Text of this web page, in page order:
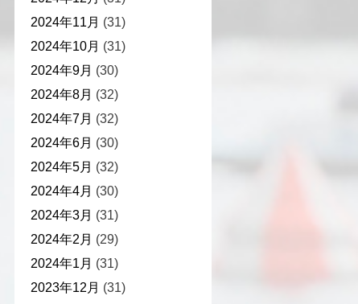
2024年11月 (31)
2024年10月 (31)
2024年9月 (30)
2024年8月 (32)
2024年7月 (32)
2024年6月 (30)
2024年5月 (32)
2024年4月 (30)
2024年3月 (31)
2024年2月 (29)
2024年1月 (31)
2023年12月 (31)